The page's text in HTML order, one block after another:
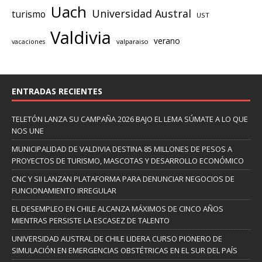
turismo Uach Universidad Austral UST
vacaciones Valdivia valparaiso verano
ENTRADAS RECIENTES
TELETÓN LANZA SU CAMPAÑA 2026 BAJO EL LEMA SÚMATE A LO QUE
NOS UNE
MUNICIPALIDAD DE VALDIVIA DESTINA 85 MILLONES DE PESOS A
PROYECTOS DE TURISMO, MASCOTAS Y DESARROLLO ECONÓMICO
CNC Y SII LANZAN PLATAFORMA PARA DENUNCIAR NEGOCIOS DE
FUNCIONAMIENTO IRREGULAR
EL DESEMPLEO EN CHILE ALCANZA MÁXIMOS DE CINCO AÑOS
MIENTRAS PERSISTE LA ESCASEZ DE TALENTO
UNIVERSIDAD AUSTRAL DE CHILE LIDERA CURSO PIONERO DE
SIMULACIÓN EN EMERGENCIAS OBSTÉTRICAS EN EL SUR DEL PAÍS